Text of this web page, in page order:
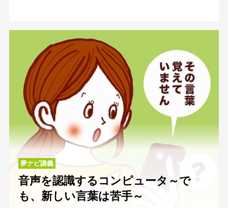
夢ナビ講義
音声を認識するコンピュータ～で
も、新しい言葉は苦手～